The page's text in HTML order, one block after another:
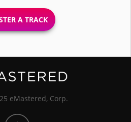
A TRACK
eMastered, Corp.